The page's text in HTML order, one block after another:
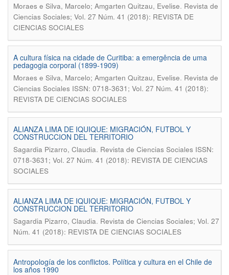
Moraes e Silva, Marcelo; Amgarten Quitzau, Evelise. Revista de
Ciencias Sociales; Vol. 27 Núm. 41 (2018): REVISTA DE
CIENCIAS SOCIALES
A cultura física na cidade de Curitiba: a emergência de uma
pedagogia corporal (1899-1909)
Moraes e Silva, Marcelo; Amgarten Quitzau, Evelise. Revista de
Ciencias Sociales ISSN: 0718-3631; Vol. 27 Núm. 41 (2018):
REVISTA DE CIENCIAS SOCIALES
ALIANZA LIMA DE IQUIQUE: MIGRACIÓN, FUTBOL Y
CONSTRUCCION DEL TERRITORIO
Sagardia Pizarro, Claudia. Revista de Ciencias Sociales ISSN:
0718-3631; Vol. 27 Núm. 41 (2018): REVISTA DE CIENCIAS
SOCIALES
ALIANZA LIMA DE IQUIQUE: MIGRACIÓN, FUTBOL Y
CONSTRUCCION DEL TERRITORIO
Sagardia Pizarro, Claudia. Revista de Ciencias Sociales; Vol. 27
Núm. 41 (2018): REVISTA DE CIENCIAS SOCIALES
Antropología de los conflictos. Política y cultura en el Chile de
los años 1990